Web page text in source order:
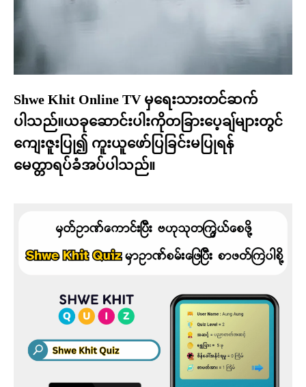
Shwe Khit Online TV မှရေးသားတင်ဆက်
ပါသည်။ယခုဆောင်းပါးကိုတခြားပေ့ချ်များတွင်
ကျေးဇူးပြု၍ ကူးယူဖော်ပြခြင်းမပြုရန်
မေတ္တာရပ်ခံအပ်ပါသည်။